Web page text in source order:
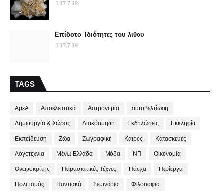
17.7.19
Επίδοτο: Ιδιότητες του λιθου
17.7.19
TAGS
ΑμεΑ Αποκλειστικά Αστρονομία αυτοβελτίωση
Δημιουργία & Χώρος Διακόσμηση Εκδηλώσεις Εκκλησία
Εκπαίδευση Ζώα Ζωγραφική Καιρός Κατασκευές
Λογοτεχνία Μένω Ελλάδα Μόδα ΝΠ Οικονομία
Ονειροκρίτης Παραστατικές Τέχνες Πάσχα Περίεργα
Πολιτισμός Ποντιακά Σεμινάρια Φιλοσοφια